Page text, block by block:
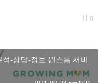
0
-상담-정보 원스톱 서비